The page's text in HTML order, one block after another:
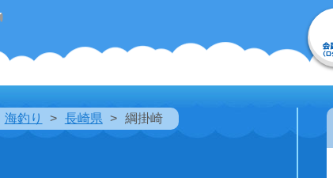
海釣り 長崎県 綱掛崎